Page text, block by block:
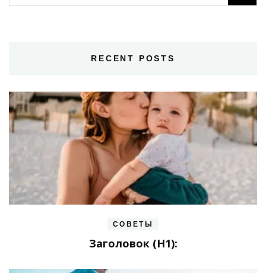
RECENT POSTS
СОВЕТЫ
Заголовок (H1):